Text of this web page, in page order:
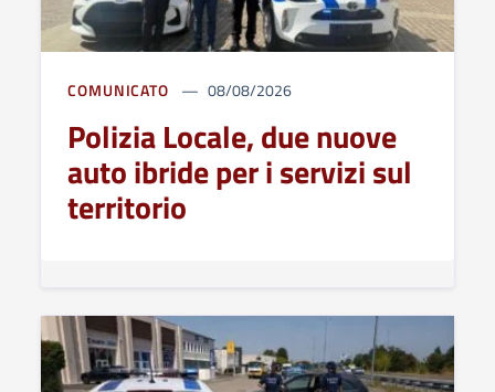
COMUNICATO 08/08/2026
Polizia Locale, due nuove
auto ibride per i servizi sul
territorio